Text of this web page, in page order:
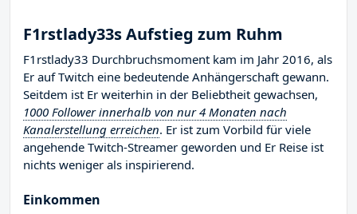
F1rstlady33s Aufstieg zum Ruhm
F1rstlady33 Durchbruchsmoment kam im Jahr 2016, als
Er auf Twitch eine bedeutende Anhängerschaft gewann.
Seitdem ist Er weiterhin in der Beliebtheit gewachsen,
1000 Follower innerhalb von nur 4 Monaten nach
Kanalerstellung erreichen. Er ist zum Vorbild für viele
angehende Twitch-Streamer geworden und Er Reise ist
nichts weniger als inspirierend.
Einkommen